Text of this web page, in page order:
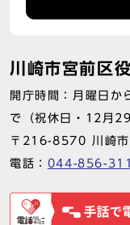
川崎市宮前区
開庁時間：月曜日か
で（祝休日・12月
〒216-8570 川崎
電話： 044-856-